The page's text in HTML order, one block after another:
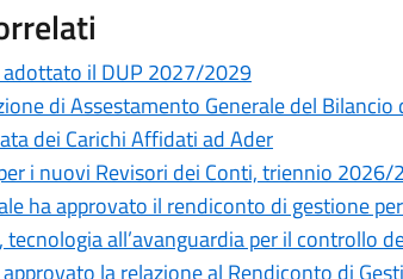
adottato il DUP 2027/2029
di Assestamento Generale del
dei Carichi Affidati ad Ader
i nuovi Revisori dei Conti, triennio 2026/
ha approvato il rendiconto di gestione
tecnologia all’avanguardia per il controllo
la relazione al Rendiconto di